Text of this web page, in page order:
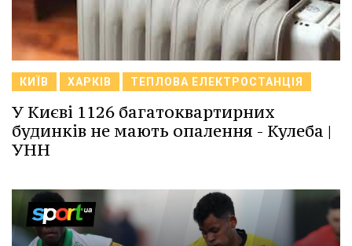
КИЇВ ХАРКІВ ТЕПЛОВА ЕЛЕКТРОСТАНЦІЯ
У Києві 1126 багатоквартирних
будинків не мають опалення - Кулеба |
УНН